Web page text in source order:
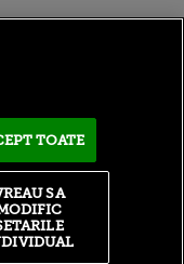
TOATE
SA